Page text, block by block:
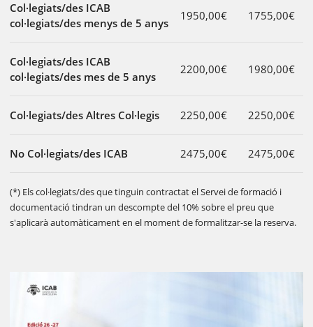
Col·legiats/des ICAB
col·legiats/des menys de 5 anys
1950,00€ 1755,00€
Col·legiats/des ICAB
col·legiats/des mes de 5 anys
2200,00€ 1980,00€
Col·legiats/des Altres Col·legis 2250,00€ 2250,00€
No Col·legiats/des ICAB 2475,00€ 2475,00€
(*) Els col·legiats/des que tinguin contractat el Servei de formació i
documentació tindran un descompte del 10% sobre el preu que
s'aplicarà automàticament en el moment de formalitzar-se la reserva.